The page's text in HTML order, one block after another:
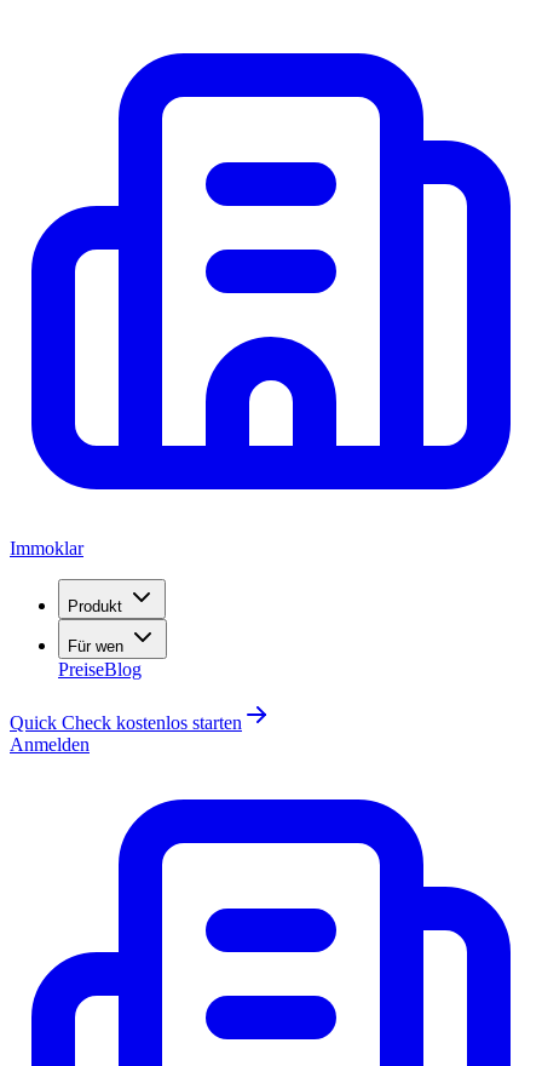
Immoklar
Produkt
Für wen
PreiseBlog
Quick Check kostenlos starten
Anmelden